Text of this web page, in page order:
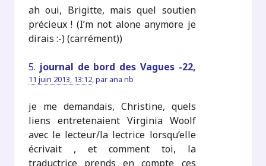
ah oui, Brigitte, mais quel soutien
précieux ! (I’m not alone anymore je
dirais :-) (carrément))
5. journal de bord des Vagues -22,
11 juin 2013, 13:12,par ana nb
je me demandais, Christine, quels
liens entretenaient Virginia Woolf
avec le lecteur/la lectrice lorsqu’elle
écrivait , et comment toi, la
traductrice prends en compte ces